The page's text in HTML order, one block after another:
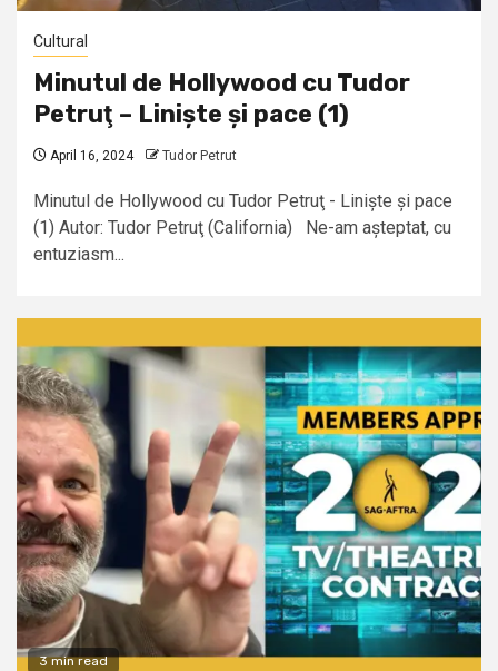
Cultural
Minutul de Hollywood cu Tudor
Petruţ – Liniște și pace (1)
April 16, 2024 Tudor Petrut
Minutul de Hollywood cu Tudor Petruţ - Liniște și pace
(1) Autor: Tudor Petruţ (California) Ne-am așteptat, cu
entuziasm...
3 min read